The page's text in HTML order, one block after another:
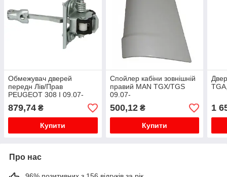
Обмежувач дверей
передн Лів/Прав
PEUGEOT 308 I 09.07-
11.14
879,74 ₴
Купити
Спойлер кабіни зовнішній
правий MAN TGX/TGS
09.07-
500,12₴
Купити
1
Про нас